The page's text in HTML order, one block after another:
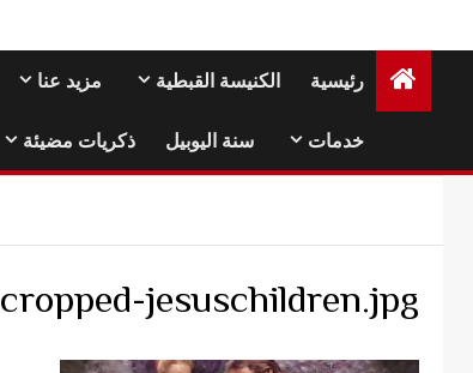
رئيسية الكنيسة القبطية مزيد عنا
خدمات سنة اليوبيل ذكريات مضيئة
cropped-jesuschildren.jpg